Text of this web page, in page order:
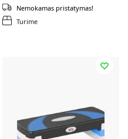
Turime
Nemokamas pristatymas!